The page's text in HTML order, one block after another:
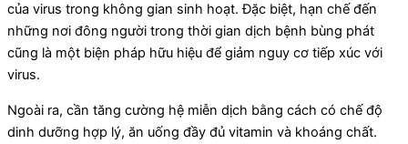
của virus trong không gian sinh hoạt. Đặc biệt, hạn chế đến
những nơi đông người trong thời gian dịch bệnh bùng phát
cũng là một biện pháp hữu hiệu để giảm nguy cơ tiếp xúc với
virus.
Ngoài ra, cần tăng cường hệ miễn dịch bằng cách có chế độ
dinh dưỡng hợp lý, ăn uống đầy đủ vitamin và khoáng chất.